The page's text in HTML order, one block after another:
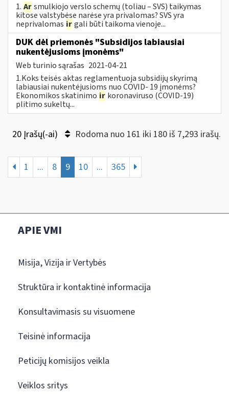
1. Arsmulkiojo verslo schemų (toliau – SVS) taikymas
kitose valstybėse narėse yra privalomas? SVS yra
neprivalomas irgali būti taikoma vienoje...
DUK dėl priemonės "Subsidijos labiausiai
nukentėjusioms įmonėms"
Web turinio sąrašas 2021-04-21
1.Koks teisės aktas reglamentuoja subsidijų skyrimą
labiausiai nukentėjusioms nuo COVID- 19 įmonėms?
Ekonomikos skatinimo ir koronaviruso (COVID-19)
plitimo sukeltų...
20 Įrašų(-ai) Rodoma nuo 161 iki 180 iš 7,293 irašų.
1 ... 8 9 10 ... 365
APIE VMI
Misija, Vizija ir Vertybės
Struktūra ir kontaktinė informacija
Konsultavimasis su visuomene
Teisinė informacija
Peticijų komisijos veikla
Veiklos sritys